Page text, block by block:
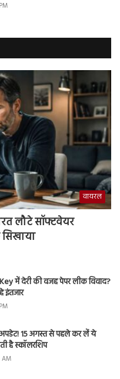
वायरल
लौटे सॉफ्टवेयर
में देरी की वजह पेपर लीक विवाद?
इंतजार
अपडेट! 15 अगस्त से पहले कर लें ये
है स्कॉलरशिप
AM